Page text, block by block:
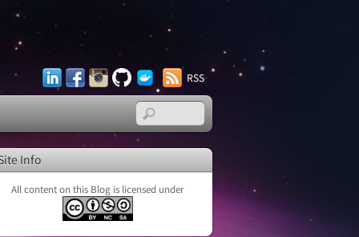
LinkedInFacebookInstagram
GitHub Docker
Hub
RSS
Info
All content on this Blog is licensed under